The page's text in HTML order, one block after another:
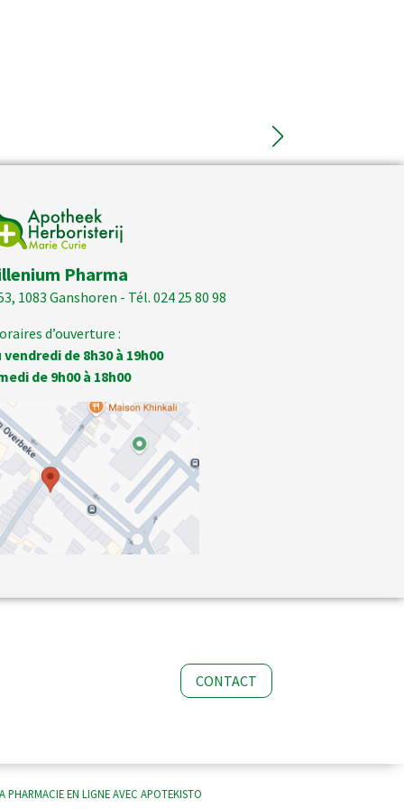
Pharma
1083 Ganshoren - Tél. 024 25 80 98
d’ouverture :
de 8h30 à 19h00
de 9h00 à 18h00
CONTACT
PHARMACIE EN LIGNE AVEC APOTEKISTO